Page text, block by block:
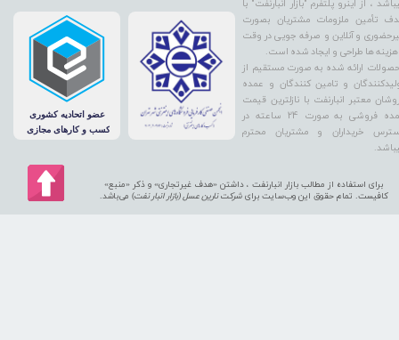
، از اینرو پلتفرم "بازار انبارنفت" با
تأمین ملزومات مشتریان بصورت
و آنلاین و صرفه جویی در وقت
ها طراحی و ایجاد شده است.
ارائه شده به صورت مستقیم از
و تامین کنندگان و عمده
معتبر انبارنفت با نازلترین قیمت
عمده فروشی به صورت 24 ساعته در
خریداران و مشتریان محترم
برای استفاده از مطالب بازار انبارنفت ، داشتن «هدف غیرتجاری» و ذکر «منبع»
کافیست. تمام حقوق اين وب‌سايت برای شرکت نارین عسل (بازار انبار نفت) می‌باشد.